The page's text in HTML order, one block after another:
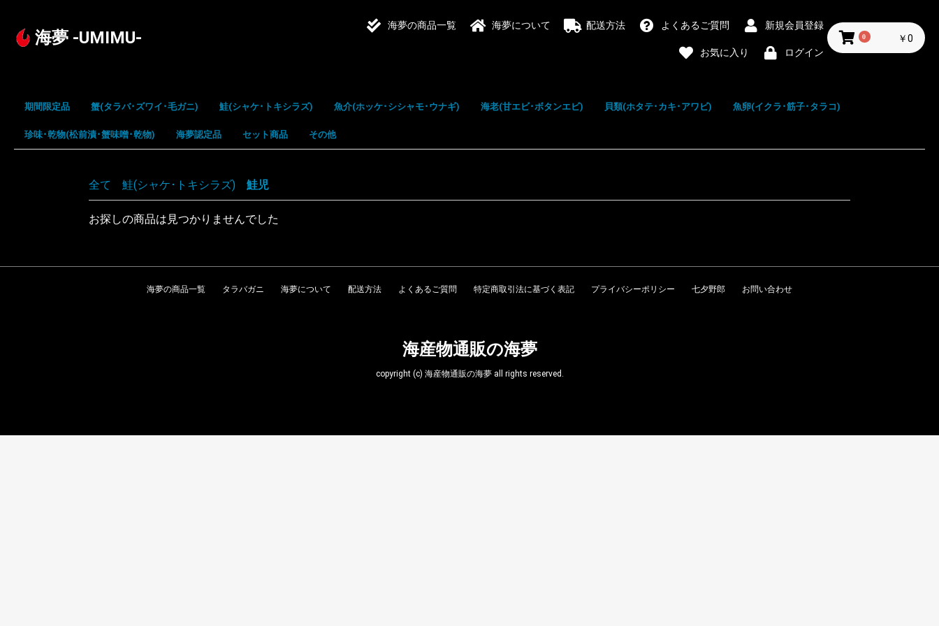
海夢 -UMIMU-
海夢の商品一覧 海夢について 配送方法 よくあるご質問 新規会員登録
お気に入り ログイン
0 ￥0
期間限定品 蟹(タラバ･ズワイ･毛ガニ)
タラバガニ
ズワイガニ
毛蟹
花咲ガニ
鮭(シャケ･トキシラズ)
時不知
紅鮭
秋鮭
銀鮭
鮭児
魚介(ホッケ･シシャモ･ウナギ)
サンマ(秋刀魚)
ニシン(鰊)
ホッケ
シシャモ(柳葉魚)
キンキ(吉次)
タラ(鱈)
ウナギ(鰻)
お刺身
海老(甘エビ･ボタンエビ) 貝類(ホタテ･カキ･アワビ) 魚卵(イクラ･筋子･タラコ)
珍味･乾物(松前漬･蟹味噌･乾物) 海夢認定品 セット商品 その他
全て 鮭(シャケ･トキシラズ) 鮭児
お探しの商品は見つかりませんでした
海夢の商品一覧 タラバガニ 海夢について 配送方法 よくあるご質問 特定商取引法に基づく表記 プライバシーポリシー 七夕野郎 お問い合わせ
海産物通販の海夢
copyright (c) 海産物通販の海夢 all rights reserved.